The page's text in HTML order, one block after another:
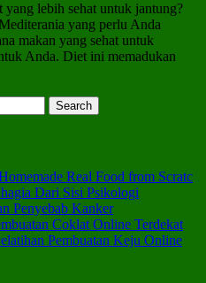
lebih sehat untuk jantung?
yang perlu Anda
makan yang sehat untuk
Anda. Diet ini memadukan
Real Food from Scratc
Dari Sisi Psikologi
Penyebab Kanker
Coklat Online Terdekat
Pembuatan Keju Online